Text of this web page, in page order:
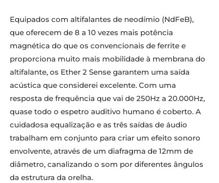
Equipados com altifalantes de neodímio (NdFeB),
que oferecem de 8 a 10 vezes mais potência
magnética do que os convencionais de ferrite e
proporciona muito mais mobilidade à membrana do
altifalante, os Ether 2 Sense garantem uma saída
acústica que considerei excelente. Com uma
resposta de frequência que vai de 250Hz a 20.000Hz,
quase todo o espetro auditivo humano é coberto. A
cuidadosa equalização e as três saídas de áudio
trabalham em conjunto para criar um efeito sonoro
envolvente, através de um diafragma de 12mm de
diâmetro, canalizando o som por diferentes ângulos
da estrutura da orelha.